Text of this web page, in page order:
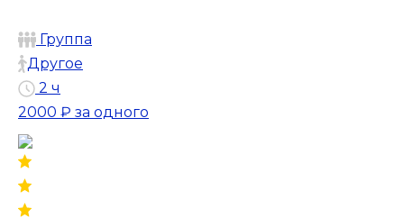
Группа
Другое
2 ч
2000 ₽ за одного